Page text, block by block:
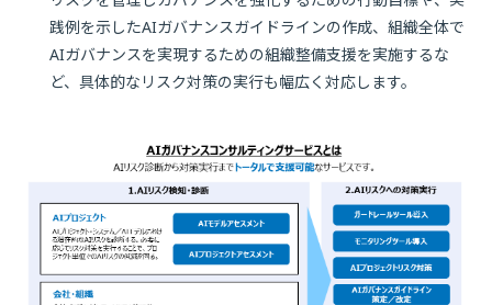
践例を示したAIガバナンスガイドラインの作成、組織全体で
AIガバナンスを実現するための組織整備支援を実施するな
ど、具体的なリスク対策の実行も幅広く対応します。